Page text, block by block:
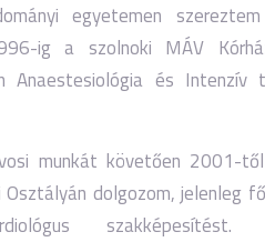
egyetemen
ig a szolnoki MÁV
Anaestesiológia és Intenzív
munkát követően 2001-
dolgozom, jelenleg
szakképesítést.